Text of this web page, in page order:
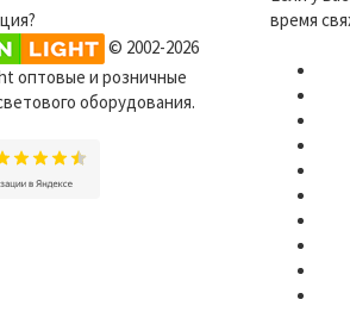
время
© 2002-2026
оптовые и розничные
оборудования.